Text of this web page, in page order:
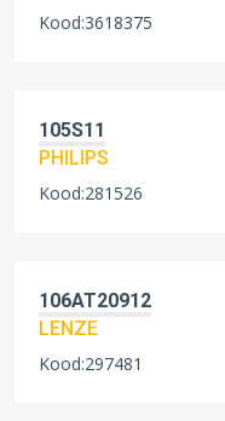
Kood:3618375
105S11
PHILIPS
Kood:281526
106AT20912
LENZE
Kood:297481